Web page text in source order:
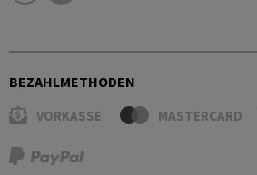
BEZAHLMETHODEN
VORKASSE MASTERCARD